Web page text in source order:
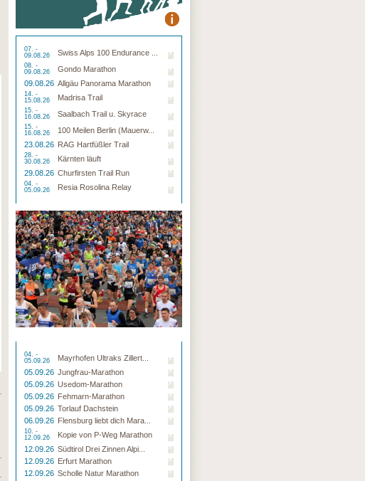
07. -
09.08.26
Swiss Alps 100 Endurance ...
08. -
09.08.26
Gondo Marathon
09.08.26 Allgäu Panorama Marathon
14. -
15.08.26
Madrisa Trail
15. -
16.08.26
Saalbach Trail u. Skyrace
15. -
16.08.26
100 Meilen Berlin (Mauerw...
23.08.26 RAG Hartfüßler Trail
28. -
30.08.26
Kärnten läuft
29.08.26 Churfirsten Trail Run
04. -
05.09.26
Resia Rosolina Relay
04. -
05.09.26
Mayrhofen Ultraks Zillert...
05.09.26 Jungfrau-Marathon
05.09.26 Usedom-Marathon
05.09.26 Fehmarn-Marathon
05.09.26 Torlauf Dachstein
06.09.26 Flensburg liebt dich Mara...
10. -
12.09.26
Kopie von P-Weg Marathon
12.09.26 Südtirol Drei Zinnen Alpi...
12.09.26 Erfurt Marathon
12.09.26 Scholle Natur Marathon